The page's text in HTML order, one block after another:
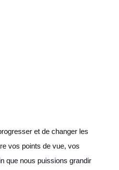
et de changer les
vos points de vue, vos
que nous puissions grandir